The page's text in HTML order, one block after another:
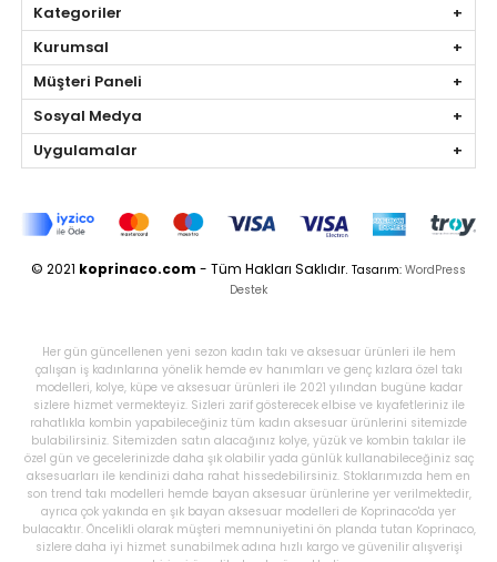
Kategoriler
Kurumsal
Müşteri Paneli
Sosyal Medya
Uygulamalar
© 2021 koprinaco.com - Tüm Hakları Saklıdır. Tasarım: WordPress
Destek
Her gün güncellenen yeni sezon kadın takı ve aksesuar ürünleri ile hem
çalışan iş kadınlarına yönelik hemde ev hanımları ve genç kızlara özel takı
modelleri, kolye, küpe ve aksesuar ürünleri ile 2021 yılından bugüne kadar
sizlere hizmet vermekteyiz. Sizleri zarif gösterecek elbise ve kıyafetleriniz ile
rahatlıkla kombin yapabileceğiniz tüm kadın aksesuar ürünlerini sitemizde
bulabilirsiniz. Sitemizden satın alacağınız kolye, yüzük ve kombin takılar ile
özel gün ve gecelerinizde daha şık olabilir yada günlük kullanabileceğiniz saç
aksesuarları ile kendinizi daha rahat hissedebilirsiniz. Stoklarımızda hem en
son trend takı modelleri hemde bayan aksesuar ürünlerine yer verilmektedir,
ayrıca çok yakında en şık bayan aksesuar modelleri de Koprinaco'da yer
bulacaktır. Öncelikli olarak müşteri memnuniyetini ön planda tutan Koprinaco,
sizlere daha iyi hizmet sunabilmek adına hızlı kargo ve güvenilir alışverişi